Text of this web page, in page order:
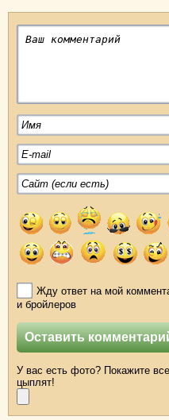
Жду ответ на мой
и бройлеров
У вас есть фото? Покажите
цыплят!